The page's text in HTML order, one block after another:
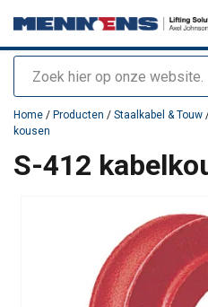
Zoeken
toegevoegd aan uw offerte
Home / Producten / Staalkabel & Touw
kousen
S-412